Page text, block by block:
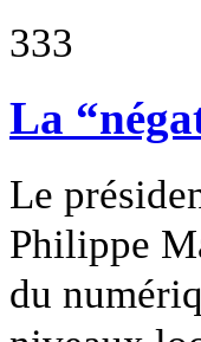
333
La
Le
Philippe
du